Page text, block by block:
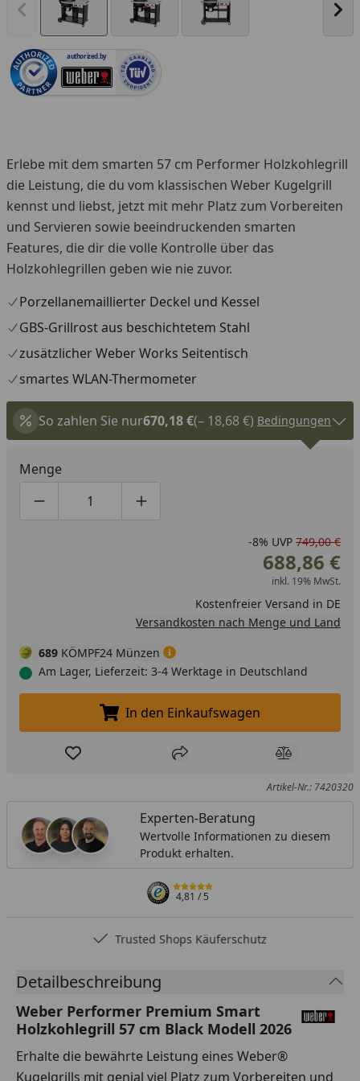
Vorheriges Bild anzeigen
authorized.by
Erlebe mit dem smarten 57 cm Performer Holzkohlegrill
die Leistung, die du vom klassischen Weber Kugelgrill
kennst und liebst, jetzt mit mehr Platz zum Vorbereiten
und Servieren sowie beeindruckenden smarten
Features, die dir die volle Kontrolle über das
Holzkohlegrillen geben wie nie zuvor.
Porzellanemaillierter Deckel und Kessel
GBS-Grillrost aus beschichtetem Stahl
zusätzlicher Weber Works Seitentisch
smartes WLAN-Thermometer
So zahlen Sie nur670,18 €(– 18,68 €) Bedingungen
Menge
Produktmenge um eins verringern
Produktmenge manuell eingeben
Produktmenge um eins erhöhen
-8% UVP 749,00 €
688,86 €
inkl. 19% MwSt.
Kostenfreier Versand in DE
Versandkosten nach Menge und Land
689 KÖMPF24 Münzen
Am Lager, Lieferzeit: 3-4 Werktage in Deutschland
In den Einkaufswagen legen
In den Einkaufswagen
Produkt zur Wunschliste hinzufügen
Teilen Produkt
Artikel-Nr.: 7420320
Experten-Beratung
Wertvolle Informationen zu diesem
Produkt erhalten.
4,81/ 5
Trusted Shops Käuferschutz
Detailbeschreibung
Weber Performer Premium Smart
Holzkohlegrill 57 cm Black Modell 2026
Erhalte die bewährte Leistung eines Weber®
Kugelgrills mit genial viel Platz zum Vorbereiten und